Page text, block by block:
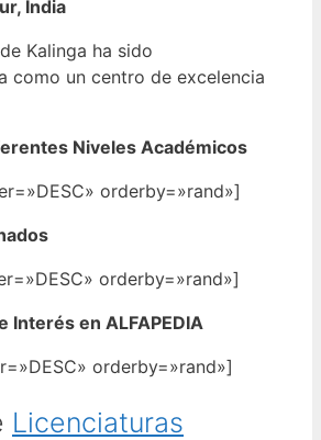
India
Kalinga ha sido
como un centro de excelencia
Niveles Académicos
orderby=»rand»]
orderby=»rand»]
Interés en ALFAPEDIA
orderby=»rand»]
Licenciaturas